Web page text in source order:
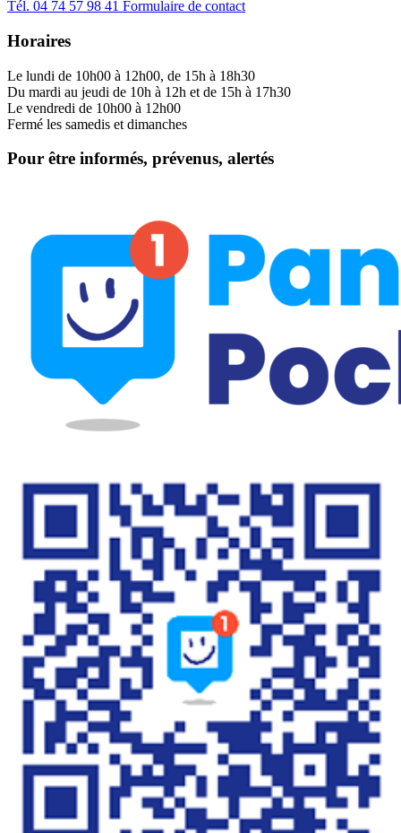
Tél. 04 74 57 98 41 Formulaire de contact
Horaires
Le lundi de 10h00 à 12h00, de 15h à 18h30
Du mardi au jeudi de 10h à 12h et de 15h à 17h30
Le vendredi de 10h00 à 12h00
Fermé les samedis et dimanches
Pour être informés, prévenus, alertés